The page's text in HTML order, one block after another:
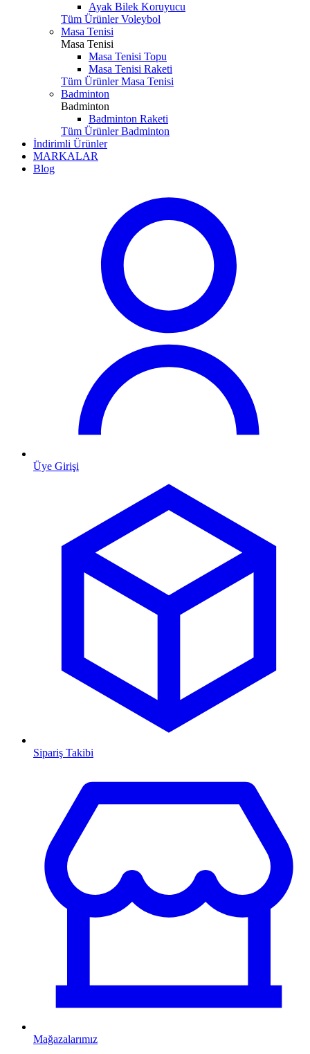
Ayak Bilek Koruyucu
Tüm Ürünler Voleybol
Masa Tenisi
Masa Tenisi
Masa Tenisi Topu
Masa Tenisi Raketi
Tüm Ürünler Masa Tenisi
Badminton
Badminton
Badminton Raketi
Tüm Ürünler Badminton
İndirimli Ürünler
MARKALAR
Blog
Üye Girişi
Sipariş Takibi
Mağazalarımız